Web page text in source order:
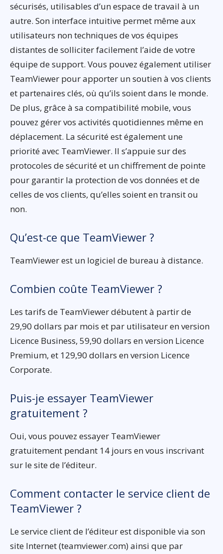
sécurisés, utilisables d’un espace de travail à un
autre. Son interface intuitive permet même aux
utilisateurs non techniques de vos équipes
distantes de solliciter facilement l’aide de votre
équipe de support. Vous pouvez également utiliser
TeamViewer pour apporter un soutien à vos clients
et partenaires clés, où qu’ils soient dans le monde.
De plus, grâce à sa compatibilité mobile, vous
pouvez gérer vos activités quotidiennes même en
déplacement. La sécurité est également une
priorité avec TeamViewer. Il s’appuie sur des
protocoles de sécurité et un chiffrement de pointe
pour garantir la protection de vos données et de
celles de vos clients, qu’elles soient en transit ou
non.
Qu’est-ce que TeamViewer ?
TeamViewer est un logiciel de bureau à distance.
Combien coûte TeamViewer ?
Les tarifs de TeamViewer débutent à partir de
29,90 dollars par mois et par utilisateur en version
Licence Business, 59,90 dollars en version Licence
Premium, et 129,90 dollars en version Licence
Corporate.
Puis-je essayer TeamViewer
gratuitement ?
Oui, vous pouvez essayer TeamViewer
gratuitement pendant 14 jours en vous inscrivant
sur le site de l’éditeur.
Comment contacter le service client de
TeamViewer ?
Le service client de l’éditeur est disponible via son
site Internet (teamviewer.com) ainsi que par